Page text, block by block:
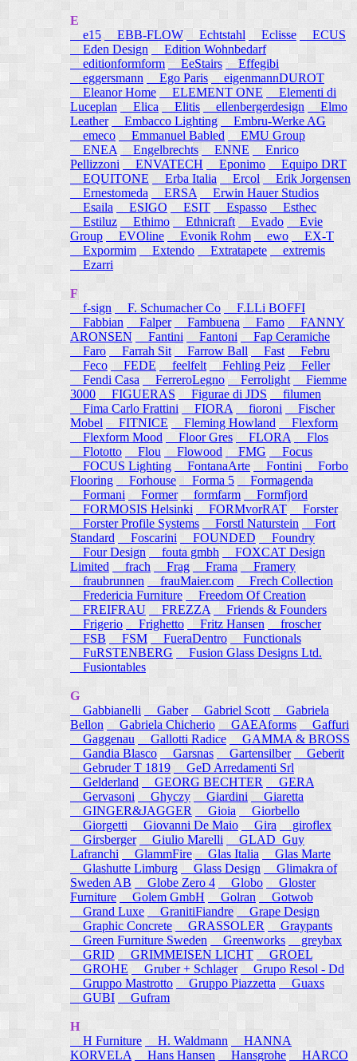
E
e15 EBB-FLOW Echtstahl Eclisse
ECUS
Eden Design
Edition Wohnbedarf
editionformform
EeStairs
Effegibi
eggersmann
Ego Paris
eigenmannDUROT
Eleanor Home
ELEMENT ONE
Elementi di
Luceplan
Elica Elitis ellenbergerdesign
Elmo
Leather
Embacco Lighting
Embru-Werke AG
emeco
Emmanuel Babled
EMU Group
ENEA
Engelbrechts ENNE
Enrico
Pellizzoni ENVATECH Eponimo
Equipo DRT
EQUITONE
Erba Italia Ercol
Erik Jorgensen
Ernestomeda
ERSA
Erwin Hauer Studios
Esaila
ESIGO ESIT Espasso
Esthec
Estiluz
Ethimo Ethnicraft Evado
Evie
Group
EVOline Evonik Rohm ewo
EX-T
Expormim
Extendo Extratapete
extremis
Ezarri
F
f-sign
F. Schumacher Co
F.LLi BOFFI
Fabbian
Falper Fambuena Famo
FANNY
ARONSEN
Fantini Fantoni
Fap Ceramiche
Faro
Farrah Sit Farrow Ball Fast
Febru
Feco
FEDE feelfelt Fehling Peiz
Feller
Fendi Casa
FerreroLegno Ferrolight
Fiemme
3000
FIGUERAS Figurae di JDS
filumen
Fima Carlo Frattini
FIORA fioroni
Fischer
Mobel
FITNICE Fleming Howland
Flexform
Flexform Mood
Floor Gres FLORA
Flos
Flototto
Flou Flowood FMG
Focus
FOCUS Lighting
FontanaArte Fontini
Forbo
Flooring
Forhouse Forma 5
Formagenda
Formani
Former formfarm
Formfjord
FORMOSIS Helsinki
FORMvorRAT
Forster
Forster Profile Systems
Forstl Naturstein
Fort
Standard
Foscarini FOUNDED
Foundry
Four Design
fouta gmbh
FOXCAT Design
Limited
frach Frag Frama
Framery
fraubrunnen
frauMaier.com
Frech Collection
Fredericia Furniture
Freedom Of Creation
FREIFRAU
FREZZA
Friends & Founders
Frigerio
Frighetto Fritz Hansen
froscher
FSB
FSM FueraDentro
Functionals
FuRSTENBERG
Fusion Glass Designs Ltd.
Fusiontables
G
Gabbianelli
Gaber Gabriel Scott
Gabriela
Bellon
Gabriela Chicherio GAEAforms
Gaffuri
Gaggenau
Gallotti Radice
GAMMA & BROSS
Gandia Blasco
Garsnas Gartensilber
Geberit
Gebruder T 1819
GeD Arredamenti Srl
Gelderland
GEORG BECHTER
GERA
Gervasoni
Ghyczy Giardini
Giaretta
GINGER&JAGGER
Gioia
Giorbello
Giorgetti
Giovanni De Maio Gira
giroflex
Girsberger
Giulio Marelli
GLAD_Guy
Lafranchi
GlammFire Glas Italia
Glas Marte
Glashutte Limburg
Glass Design
Glimakra of
Sweden AB
Globe Zero 4 Globo
Gloster
Furniture
Golem GmbH Golran
Gotwob
Grand Luxe
GranitiFiandre
Grape Design
Graphic Concrete
GRASSOLER
Graypants
Green Furniture Sweden
Greenworks
greybax
GRID
GRIMMEISEN LICHT
GROEL
GROHE
Gruber + Schlager
Grupo Resol - Dd
Gruppo Mastrotto
Gruppo Piazzetta
Guaxs
GUBI
Gufram
H
H Furniture
H. Waldmann
HANNA
KORVELA
Hans Hansen Hansgrohe HARCO